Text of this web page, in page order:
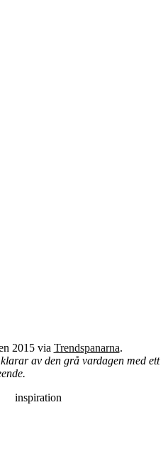
2015 via Trendspanarna.
av den grå vardagen med ett